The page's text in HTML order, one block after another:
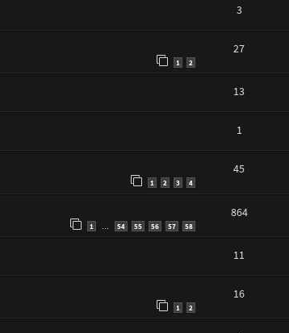
3
1 2
27
13
1
1 2 3 4
45
1 54 55 56 57 58
864
11
1 2
16